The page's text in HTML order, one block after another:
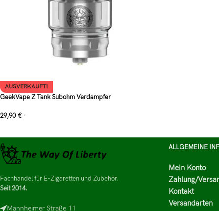
AUSVERKAUFT!
GeekVape Z Tank Subohm Verdampfer
29,90 € *
Fachhandel für E-Zigaretten und Zubehör.
Seit 2014.
Mannheimer Straße 11
ALLGEMEINE
Mein Konto
Zahlung/
Kontakt
Versandarten